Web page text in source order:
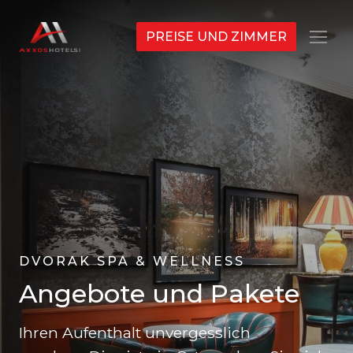
Menü
PREISE UND ZIMMER
DVORAK SPA & WELLNESS
Angebote und Pakete
Ihren Aufenthalt unvergesslich